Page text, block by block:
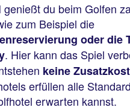
genießt du beim Golfen
zum Beispiel die
oder die
. Hier kann das Spiel
keine
erfüllen alle
erwarten kannst.